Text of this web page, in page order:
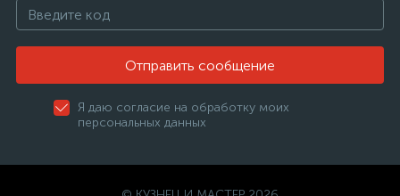
Отправить сообщение
Я даю согласие на обработку моих
персональных данных